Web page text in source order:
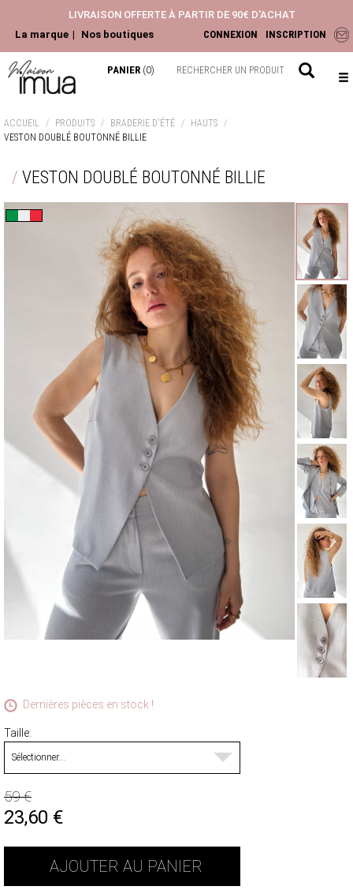
LIVRAISON OFFERTE À PARTIR DE 90€ D'ACHAT
La marque
Nos boutiques CONNEXION INSCRIPTION
PANIER (0)
ACCESSOIRES
PANTALONS ET JEANS
ROBES ET JUPES
CHEMISIERS & BLOUSES
TOPS & T-SHIRTS
GILETS & PULLS
JEANS & PANTALONS
MANTEAUX & PARKAS
ROBES
JUPES & SHORTS
ACCESSOIRES
CARTES CADEAUX
FOULARDS ET ÉCHARPES
BRADERIE D'ÉTÉ
ACCESSOIRES
HAUTS
PANTALONS ET JEANS
ROBES ET JUPES
TERRE CUITE
ACCUEIL PRODUITS BRADERIE D'ÉTÉ
HAUTS
VESTON DOUBLÉ BOUTONNÉ BILLIE
VESTON DOUBLÉ BOUTONNÉ BILLIE
Confection italienne
Dernières pièces en stock !
Taille
59 €
23,60 €
AJOUTER AU PANIER